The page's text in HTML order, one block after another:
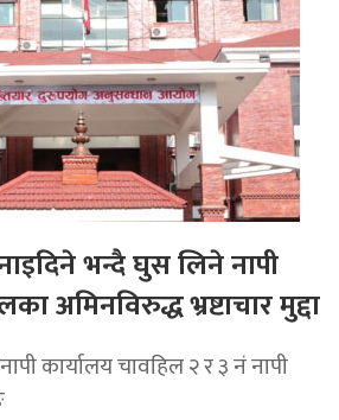
भन्दै घुस लिने नापी
अमिनविरुद्ध भ्रष्टाचार मुद्दा
कार्यालय चावहिल २ र ३ नं नापी